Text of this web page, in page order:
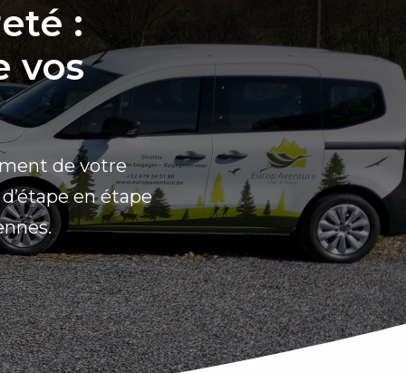
:
vos
de votre
en étape